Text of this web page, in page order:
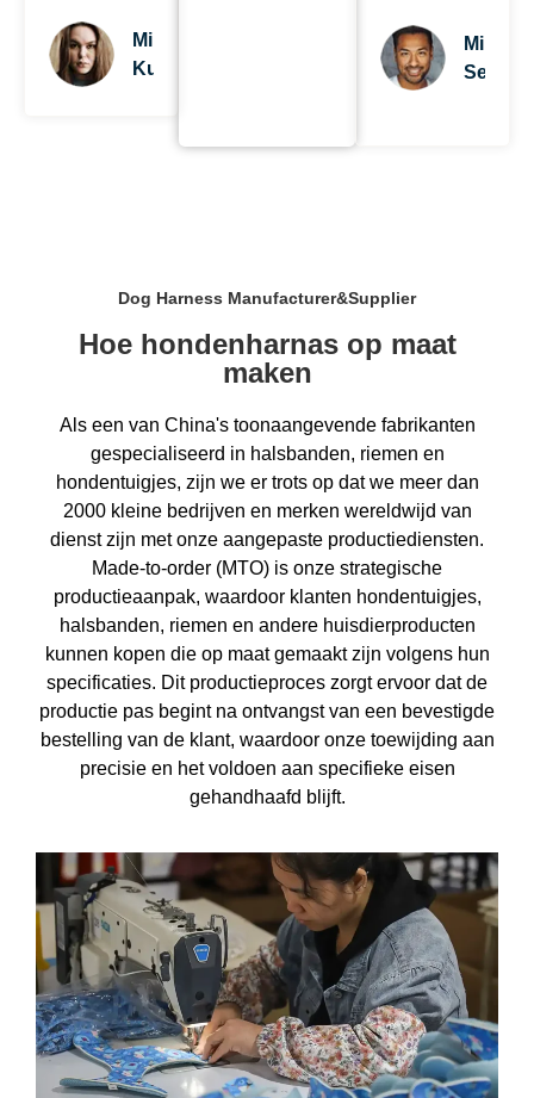
Mila
Kunis
Mike
Sendler
Dog Harness Manufacturer&Supplier
Hoe hondenharnas op maat
maken
Als een van China's toonaangevende fabrikanten
gespecialiseerd in halsbanden, riemen en
hondentuigjes, zijn we er trots op dat we meer dan
2000 kleine bedrijven en merken wereldwijd van
dienst zijn met onze aangepaste productiediensten.
Made-to-order (MTO) is onze strategische
productieaanpak, waardoor klanten hondentuigjes,
halsbanden, riemen en andere huisdierproducten
kunnen kopen die op maat gemaakt zijn volgens hun
specificaties. Dit productieproces zorgt ervoor dat de
productie pas begint na ontvangst van een bevestigde
bestelling van de klant, waardoor onze toewijding aan
precisie en het voldoen aan specifieke eisen
gehandhaafd blijft.